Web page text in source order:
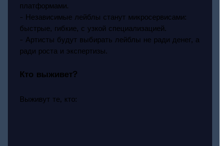
платформами.
- Независимые лейблы станут микросервисами:
быстрые, гибкие, с узкой специализацией.
- Артисты будут выбирать лейблы не ради денег, а
ради роста и экспертизы.
Кто выживет?
Выживут те, кто: